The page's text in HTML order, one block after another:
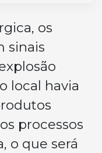
os
sinais
local havia
processos
o que será